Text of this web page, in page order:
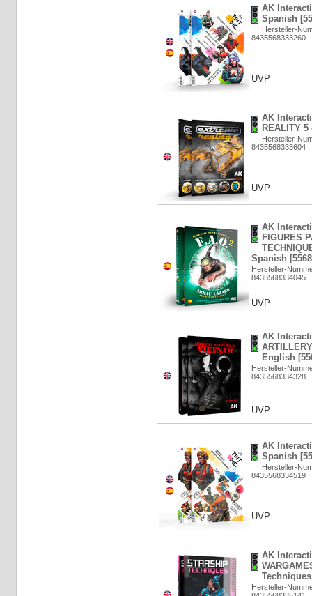
AK
Spanish
Hersteller-
8435568333260
UVP
AK
REALITY
Hersteller-
8435568333604
UVP
AK
FIGURES
Spanish
Hersteller-
8435568334045
UVP
AK
English
Hersteller-
8435568334328
UVP
AK
Spanish
Hersteller-
8435568334519
UVP
AK
Hersteller-